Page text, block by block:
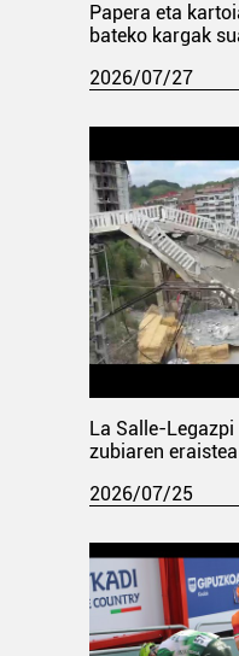
Papera eta
bateko kargak
2026/07/27
La Salle-
zubiaren eraistea
2026/07/25